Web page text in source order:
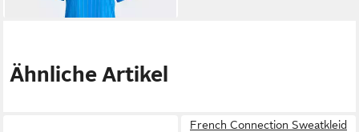
Ähnliche Artikel
French Connection Sweatkleid